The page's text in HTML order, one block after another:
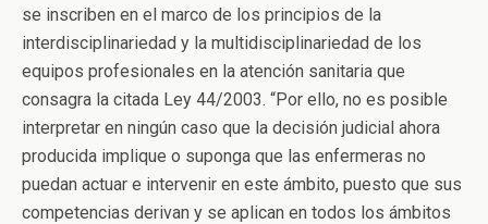
se inscriben en el marco de los principios de la
interdisciplinariedad y la multidisciplinariedad de los
equipos profesionales en la atención sanitaria que
consagra la citada Ley 44/2003. “Por ello, no es posible
interpretar en ningún caso que la decisión judicial ahora
producida implique o suponga que las enfermeras no
puedan actuar e intervenir en este ámbito, puesto que sus
competencias derivan y se aplican en todos los ámbitos